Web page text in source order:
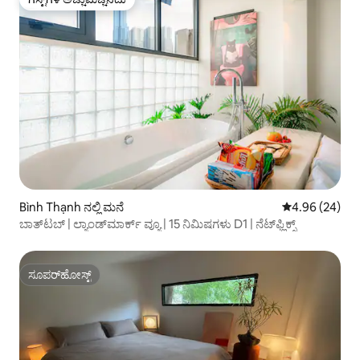
ಗೆಸ್ಟ್‌ಗಳ ಅಚ್ಚುಮೆಚ್ಚಿನದು
Bình Thạnh ನಲ್ಲಿ ಮನೆ 5 ರಲ್ಲಿ 4.96
4.96 (24)
ಬಾತ್‌ಟಬ್ | ಲ್ಯಾಂಡ್‌ಮಾರ್ಕ್ ವ್ಯೂ | 15 ನಿಮಿಷಗಳು D1 | ನೆಟ್‌ಫ್ಲಿಕ್ಸ್
ಸೂಪರ್‌ಹೋಸ್ಟ್
ಸೂಪರ್‌ಹೋಸ್ಟ್